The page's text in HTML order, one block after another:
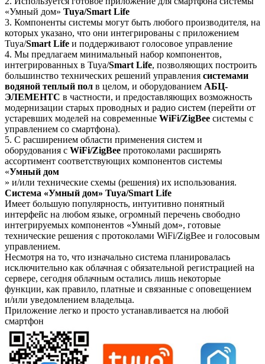
«Умный дом» Tuya/Smart Life
3. Компоненты системы могут быть любого производителя, на
которых указано, что они интегрированы с приложением
Tuya/Smart Life и поддерживают голосовое управление
4. Мы предлагаем минимальный набор компонентов,
интегрированных в Tuya/Smart Life, позволяющих построить
большинство технических решений управления системами
водяной теплый пол в целом, и оборудованием АБЦ-
ЭЛЕМЕНТС в частности, и предоставляющих возможность
модернизации старых проводных и радио систем (перейти от
устаревших моделей на современные WiFi/ZigBee системы с
управлением со смартфона).
5. С расширением области применения систем и
оборудования с WiFi/ZigBee протоколами расширять
ассортимент соответствующих компонентов системы
«Умный дом
» и/или технические схемы (решения) их использования.
Система «Умный дом» Tuya/Smart Life
Имеет большую популярность, интуитивно понятный
интерфейс на любом языке, огромный перечень свободно
интегрируемых компонентов «Умный дом», готовые
технические решения с протоколами WiFi/ZigBee и голосовым
управлением.
Несмотря на то, что изначально система планировалась
исключительно как облачная с обязательной регистрацией на
сервере, сегодня облачным остались лишь некоторые
функции, как правило, платные и связанные с оповещением
и/или уведомлением владельца.
Приложение легко и просто устанавливается на любой
смартфон